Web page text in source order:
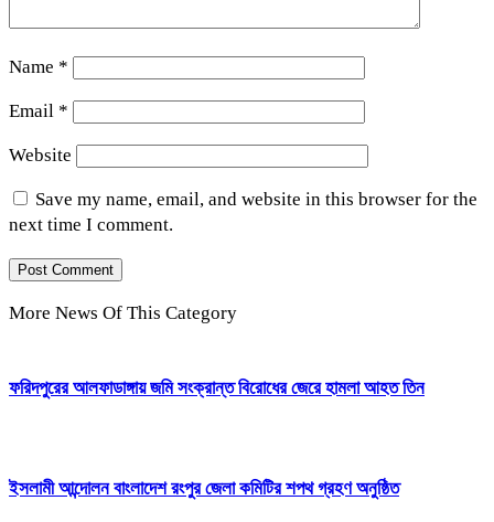
Name *
Email *
Website
Save my name, email, and website in this browser for the
next time I comment.
More News Of This Category
ফরিদপুরের আলফাডাঙ্গায় জমি সংক্রান্ত বিরোধের জেরে হামলা আহত তিন
ইসলামী আন্দোলন বাংলাদেশ রংপুর জেলা কমিটির শপথ গ্রহণ অনুষ্ঠিত